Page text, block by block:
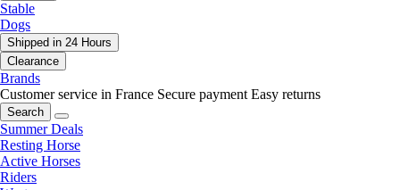
Stable
Dogs
Shipped in 24 Hours
Clearance
Brands
Customer service in France Secure payment Easy returns
Search
Summer Deals
Resting Horse
Active Horses
Riders